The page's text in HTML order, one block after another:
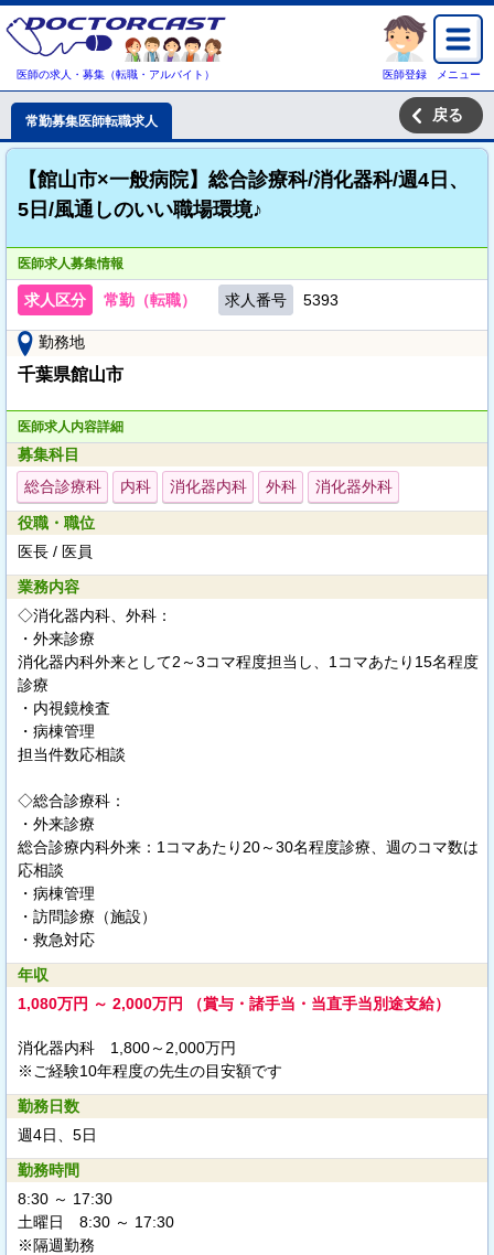
医師の求人・募集（転職・アルバイト） 医師登録 メニュー
常勤募集医師転職求人 戻る
【館山市×一般病院】総合診療科/消化器科/週4日、
5日/風通しのいい職場環境♪
医師求人募集情報
求人区分 常勤（転職） 求人番号 5393
勤務地
千葉県館山市
医師求人内容詳細
募集科目
総合診療科
内科 消化器内科 外科 消化器外科
役職・職位
医長 / 医員
業務内容
◇消化器内科、外科：
・外来診療
消化器内科外来として2～3コマ程度担当し、1コマあたり15名程度
診療
・内視鏡検査
・病棟管理
担当件数応相談
◇総合診療科：
・外来診療
総合診療内科外来：1コマあたり20～30名程度診療、週のコマ数は
応相談
・病棟管理
・訪問診療（施設）
・救急対応
年収
1,080万円 ～ 2,000万円 （賞与・諸手当・当直手当別途支給）
消化器内科 1,800～2,000万円
※ご経験10年程度の先生の目安額です
勤務日数
週4日、5日
勤務時間
8:30 ～ 17:30
土曜日 8:30 ～ 17:30
※隔週勤務